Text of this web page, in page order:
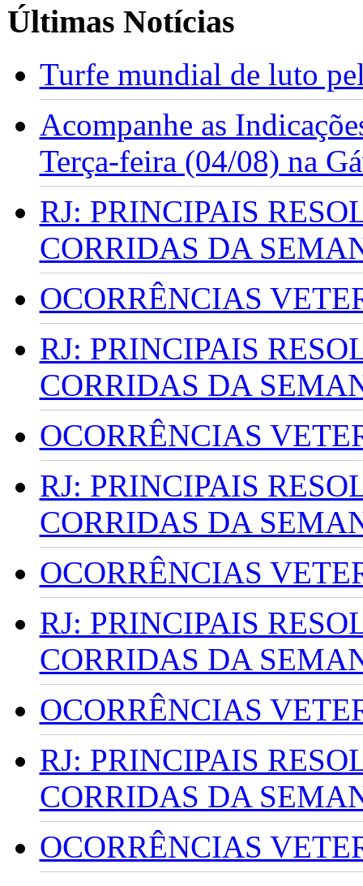
Últimas Notícias
Turfe mundial de luto
Acompanhe as
Terça-feira (04/08) na
RJ: PRINCIPAIS
CORRIDAS DA
OCORRÊNCIAS
RJ: PRINCIPAIS
CORRIDAS DA
OCORRÊNCIAS
RJ: PRINCIPAIS
CORRIDAS DA
OCORRÊNCIAS
RJ: PRINCIPAIS
CORRIDAS DA
OCORRÊNCIAS
RJ: PRINCIPAIS
CORRIDAS DA
OCORRÊNCIAS